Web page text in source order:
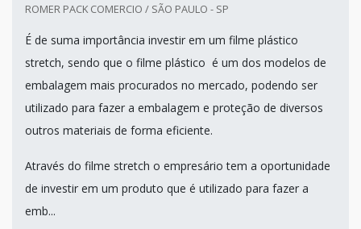
ROMER PACK COMERCIO / SÃO PAULO - SP
É de suma importância investir em um filme plástico
stretch, sendo que o filme plástico é um dos modelos de
embalagem mais procurados no mercado, podendo ser
utilizado para fazer a embalagem e proteção de diversos
outros materiais de forma eficiente.
Através do filme stretch o empresário tem a oportunidade
de investir em um produto que é utilizado para fazer a
emb...